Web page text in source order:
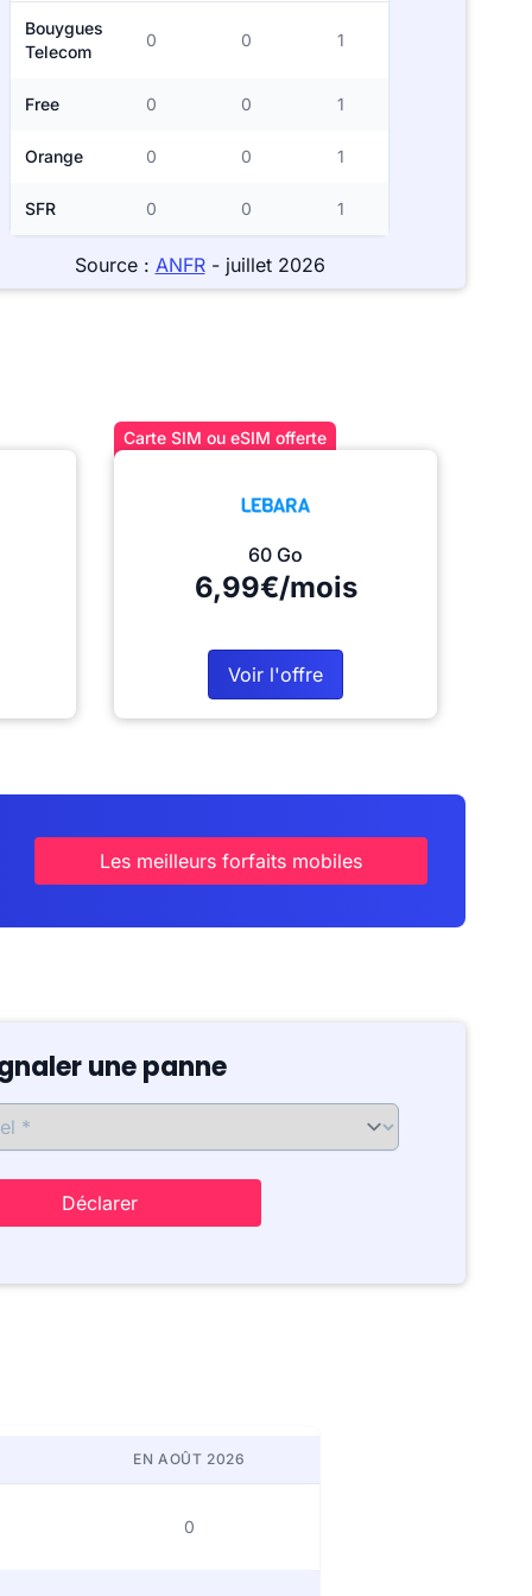
Bouygues
Telecom
0 0 1
Free 0 0 1
Orange 0 0 1
SFR 0 0 1
Source : ANFR- juillet 2026
Carte SIM ou eSIM offerte
60 Go
6,99€/mois
Voir l'offre
Les meilleurs forfaits mobiles
une panne
Déclarer
EN AOÛT 2026
0